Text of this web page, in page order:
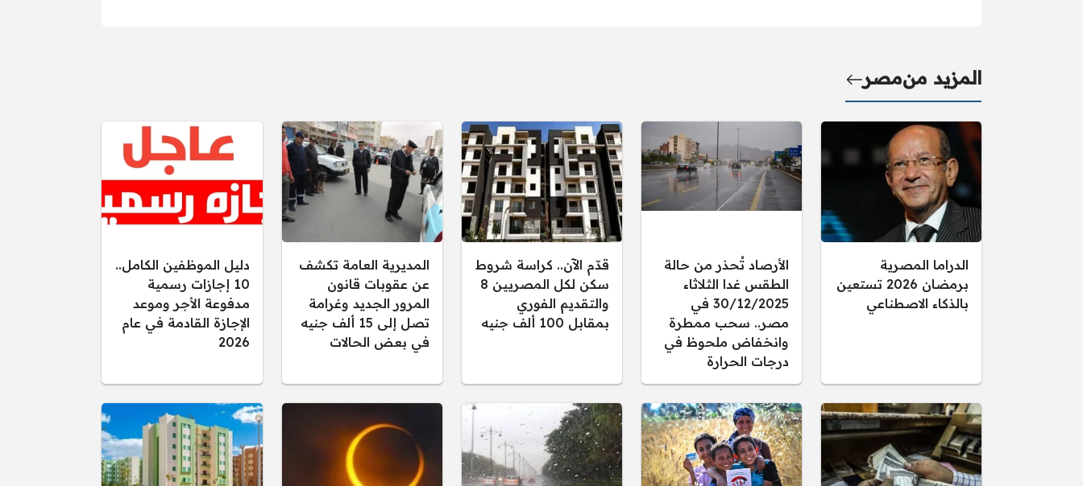
المزيد منمصر
الدراما المصرية
برمضان 2026 تستعين
بالذكاء الاصطناعي
الأرصاد تُحذر من حالة
الطقس غدا الثلاثاء
30/12/2025 في
مصر.. سحب ممطرة
وانخفاض ملحوظ في
درجات الحرارة
قدّم الآن.. كراسة شروط
سكن لكل المصريين 8
والتقديم الفوري
بمقابل 100 ألف جنيه
المديرية العامة تكشف
عن عقوبات قانون
المرور الجديد وغرامة
تصل إلى 15 ألف جنيه
في بعض الحالات
دليل الموظفين الكامل..
10 إجازات رسمية
مدفوعة الأجر وموعد
الإجازة القادمة في عام
2026